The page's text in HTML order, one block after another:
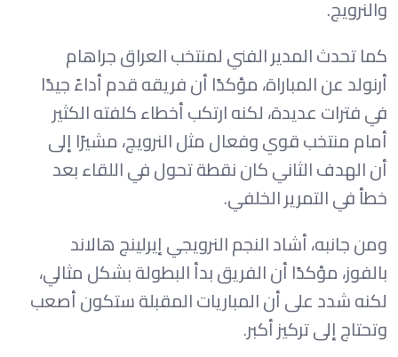
والنرويج.
كما تحدث المدير الفني لمنتخب العراق جراهام
أرنولد عن المباراة، مؤكدًا أن فريقه قدم أداءً جيدًا
في فترات عديدة، لكنه ارتكب أخطاء كلفته الكثير
أمام منتخب قوي وفعال مثل النرويج، مشيرًا إلى
أن الهدف الثاني كان نقطة تحول في اللقاء بعد
خطأ في التمرير الخلفي.
ومن جانبه، أشاد النجم النرويجي إيرلينج هالاند
بالفوز، مؤكدًا أن الفريق بدأ البطولة بشكل مثالي،
لكنه شدد على أن المباريات المقبلة ستكون أصعب
وتحتاج إلى تركيز أكبر.